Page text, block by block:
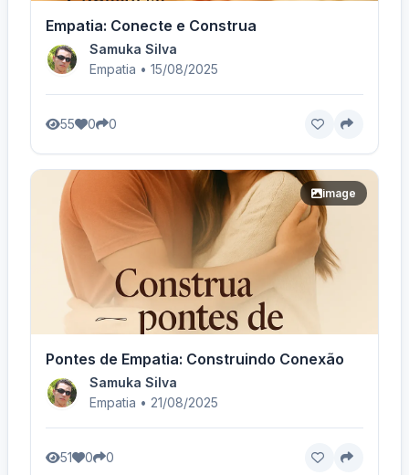
Empatia: Conecte e Construa
Samuka Silva
Empatia • 15/08/2025
55 0 0
image
Pontes de Empatia: Construindo Conexão
Samuka Silva
Empatia • 21/08/2025
51 0 0